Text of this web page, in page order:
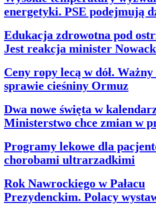
energetyki. PSE podejmują
Edukacja zdrowotna pod
Jest reakcja minister
Ceny ropy lecą w dół.
sprawie cieśniny Ormuz
Dwa nowe święta w
Ministerstwo chce zmian w
Programy lekowe dla
chorobami ultrarzadkimi
Rok Nawrockiego w Pałacu
Prezydenckim. Polacy